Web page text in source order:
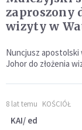
zaproszony
wizyty w
Nuncjusz apostolski
Johor do złożenia
8 lat temu KOŚCIÓŁ
KAI/ ed